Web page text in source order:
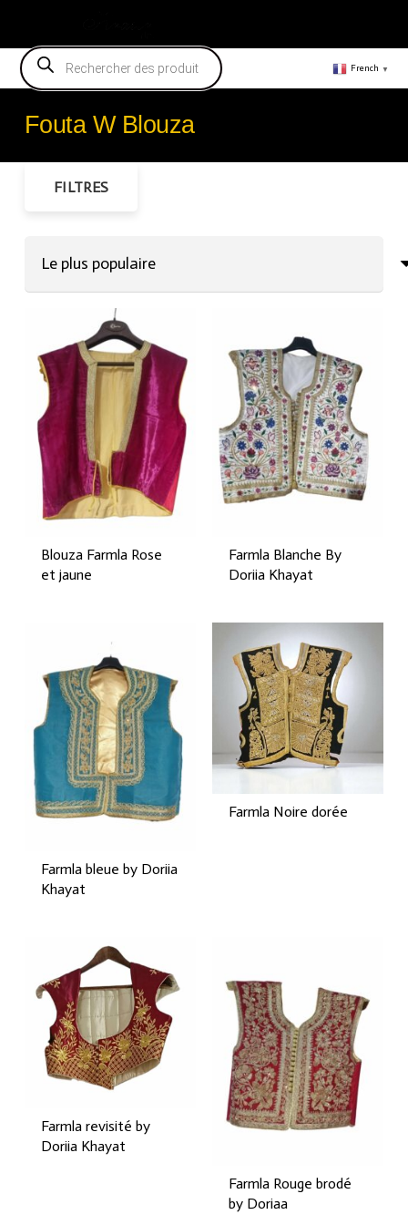
Recherche
de
produits
French ▼
Fouta W Blouza
Blouza Farmla Rose
et jaune
Farmla Blanche By
Doriia Khayat
Farmla bleue by Doriia
Khayat
Farmla Noire dorée
Farmla revisité by
Doriia Khayat
Farmla Rouge brodé
by Doriaa
FILTRES